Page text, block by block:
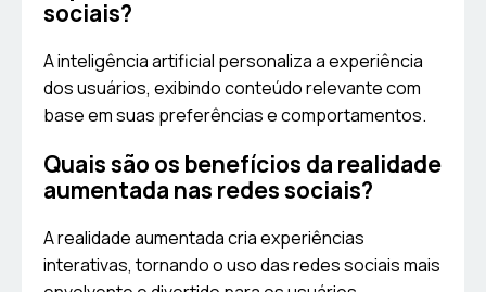
sociais?
A inteligência artificial personaliza a experiência
dos usuários, exibindo conteúdo relevante com
base em suas preferências e comportamentos.
Quais são os benefícios da realidade
aumentada nas redes sociais?
A realidade aumentada cria experiências
interativas, tornando o uso das redes sociais mais